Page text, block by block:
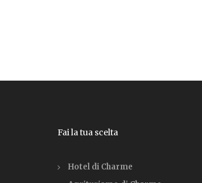
Fai la tua scelta
Hotel di Charme